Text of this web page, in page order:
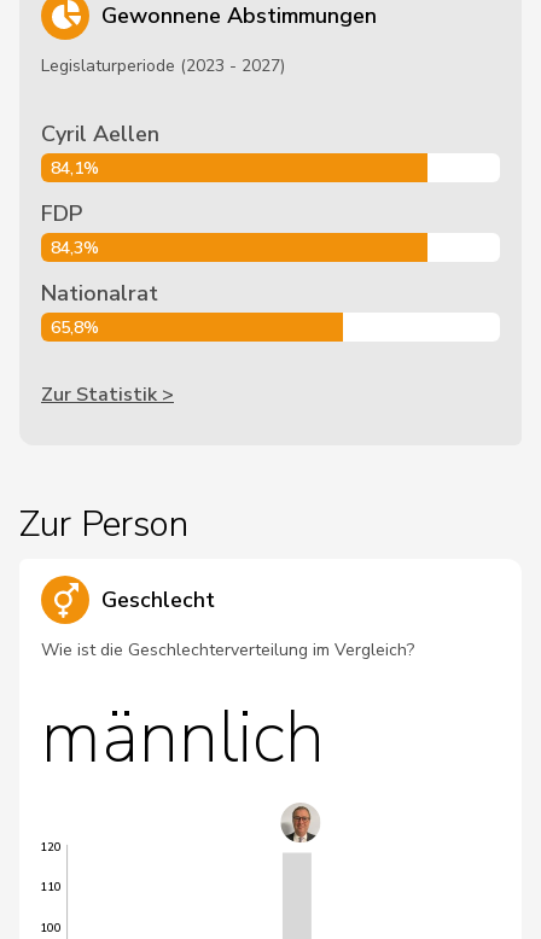
Gewonnene Abstimmungen
Legislaturperiode (2023 - 2027)
Cyril Aellen
84,1%
FDP
84,3%
Nationalrat
65,8%
Zur Statistik >
Zur Person
Geschlecht
Wie ist die Geschlechterverteilung im Vergleich?
männlich
100
110
120